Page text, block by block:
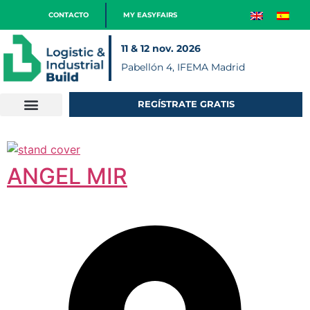
CONTACTO MY EASYFAIRS
11 & 12 nov. 2026
Pabellón 4, IFEMA Madrid
REGÍSTRATE GRATIS
ANGEL MIR